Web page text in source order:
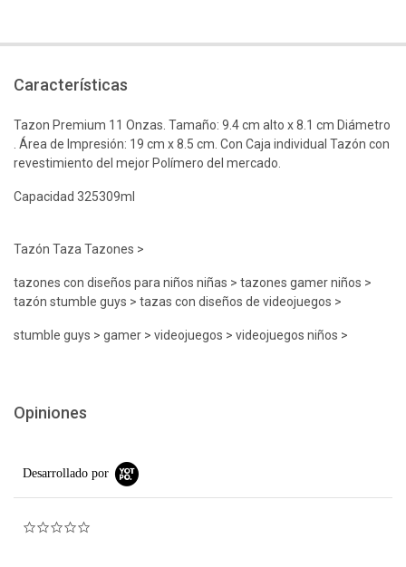
Características
Tazon Premium 11 Onzas. Tamaño: 9.4 cm alto x 8.1 cm Diámetro
. Área de Impresión: 19 cm x 8.5 cm. Con Caja individual Tazón con
revestimiento del mejor Polímero del mercado.
Capacidad 325309ml
Tazón Taza Tazones >
tazones con diseños para niños niñas > tazones gamer niños >
tazón stumble guys > tazas con diseños de videojuegos >
stumble guys > gamer > videojuegos > videojuegos niños >
Opiniones
Desarrollado por